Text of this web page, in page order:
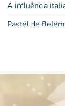
A influência
Pastel de